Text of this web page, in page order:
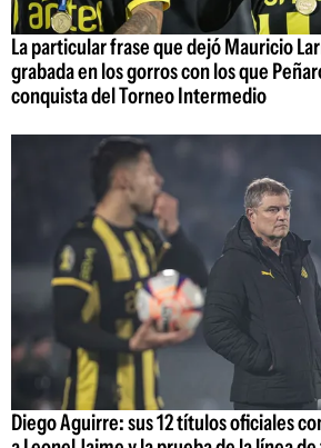
La particular frase que dejó Mauricio
grabada en los gorros con los que
conquista del Torneo Intermedio
Diego Aguirre: sus 12 títulos oficiales